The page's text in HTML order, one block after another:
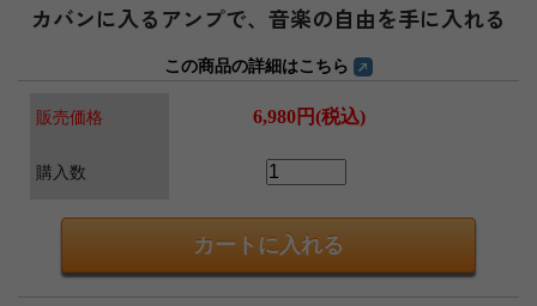
カバンに入るアンプで、音楽の自由を手に入れる
この商品の詳細はこちら
販売価格 6,980円(税込)
購入数